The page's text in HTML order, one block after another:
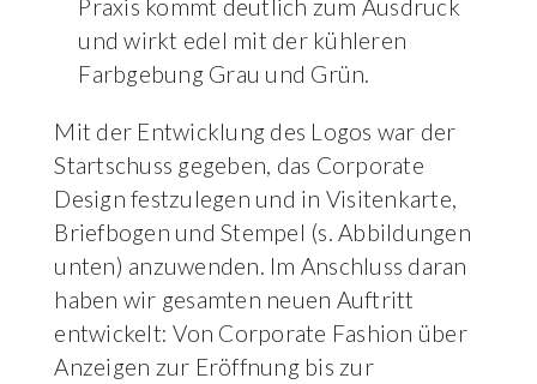
Praxis kommt deutlich zum Ausdruck
und wirkt edel mit der kühleren
Farbgebung Grau und Grün.
Mit der Entwicklung des Logos war der
Startschuss gegeben, das Corporate
Design festzulegen und in Visitenkarte,
Briefbogen und Stempel (s. Abbildungen
unten) anzuwenden. Im Anschluss daran
haben wir gesamten neuen Auftritt
entwickelt: Von Corporate Fashion über
Anzeigen zur Eröffnung bis zur